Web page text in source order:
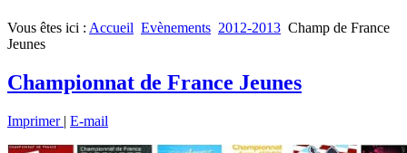
Vous êtes ici : Accueil Evènements 2012-2013 Champ de France
Jeunes
Championnat de France Jeunes
Imprimer | E-mail